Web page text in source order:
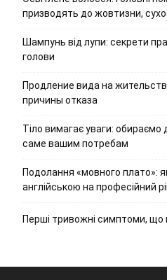
призводять до жовтизни,
Шампунь від лупи: секрети
голови
Продление вида на
причины отказа
Тіло вимагає уваги: обираємо
саме вашим потребам
Подолання «мовного плато»:
англійською на професійний
Перші тривожні симптоми, що